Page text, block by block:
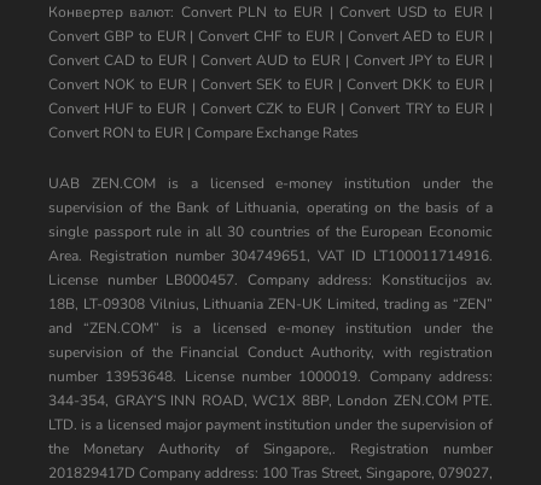
Конвертер валют: Convert PLN to EUR |Convert USD to EUR|
Convert GBP to EUR|Convert CHF to EUR| Convert AED to EUR |
Convert CAD to EUR | Convert AUD to EUR | Convert JPY to EUR |
Convert NOK to EUR| Convert SEK to EUR |Convert DKK to EUR |
Convert HUF to EUR | Convert CZK to EUR |Convert TRY to EUR|
Convert RON to EUR | Compare Exchange Rates
UAB ZEN.COM is a licensed e-money institution under the
supervision of the Bank of Lithuania, operating on the basis of a
single passport rule in all 30 countries of the European Economic
Area. Registration number 304749651, VAT ID LT100011714916.
License number LB000457. Company address: Konstitucijos av.
18B, LT-09308 Vilnius, Lithuania ZEN-UK Limited, trading as “ZEN”
and “ZEN.COM” is a licensed e-money institution under the
supervision of the Financial Conduct Authority, with registration
number 13953648. License number 1000019. Company address:
344-354, GRAY’S INN ROAD, WC1X 8BP, London ZEN.COM PTE.
LTD. is a licensed major payment institution under the supervision of
the Monetary Authority of Singapore,. Registration number
201829417D Company address: 100 Tras Street, Singapore, 079027,